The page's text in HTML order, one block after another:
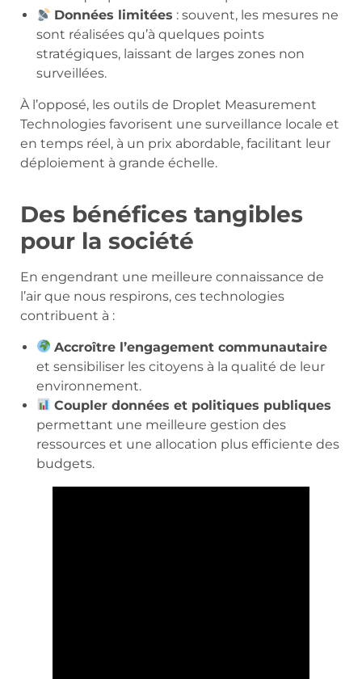
Données limitées : souvent, les mesures ne
sont réalisées qu’à quelques points
stratégiques, laissant de larges zones non
surveillées.
À l’opposé, les outils de Droplet Measurement
Technologies favorisent une surveillance locale et
en temps réel, à un prix abordable, facilitant leur
déploiement à grande échelle.
Des bénéfices tangibles
pour la société
En engendrant une meilleure connaissance de
l’air que nous respirons, ces technologies
contribuent à :
Accroître l’engagement communautaire
et sensibiliser les citoyens à la qualité de leur
environnement.
Coupler données et politiques publiques
permettant une meilleure gestion des
ressources et une allocation plus efficiente des
budgets.